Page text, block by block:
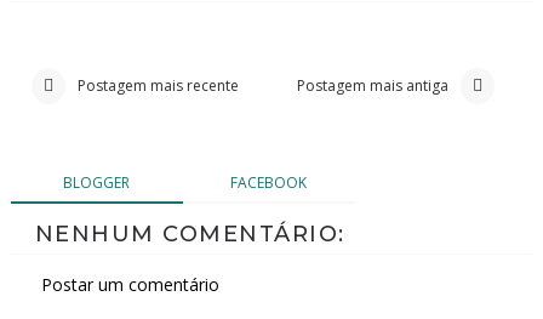
Postagem mais recente Postagem mais antiga
BLOGGER FACEBOOK
NENHUM COMENTÁRIO:
Postar um comentário